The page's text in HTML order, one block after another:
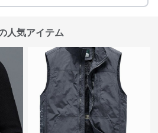
人気アイテム